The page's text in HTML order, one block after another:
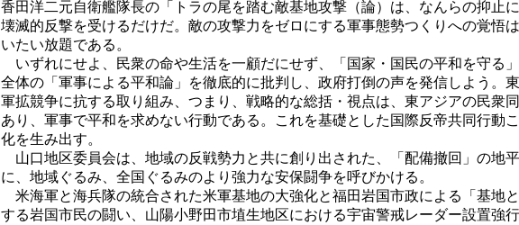
香田洋二元自衛艦隊長の「トラの尾を踏む敵基地攻撃（論）は、なんらの抑止
壊滅的反撃を受けるだけだ。敵の攻撃力をゼロにする軍事態勢つくりへの覚悟
いたい放題である。
いずれにせよ、民衆の命や生活を一顧だにせず、「国家・国民の平和を守る
全体の「軍事による平和論」を徹底的に批判し、政府打倒の声を発信しよう。
軍拡競争に抗する取り組み、つまり、戦略的な総括・視点は、東アジアの民衆
あり、軍事で平和を求めない行動である。これを基礎とした国際反帝共同行動
化を生み出す。
山口地区委員会は、地域の反戦勢力と共に創り出された、「配備撤回」の地
に、地域ぐるみ、全国ぐるみのより強力な安保闘争を呼びかける。
米海軍と海兵隊の統合された米軍基地の大強化と福田岩国市政による「基地
する岩国市民の闘い、山陽小野田市埴生地区における宇宙警戒レーダー設置強